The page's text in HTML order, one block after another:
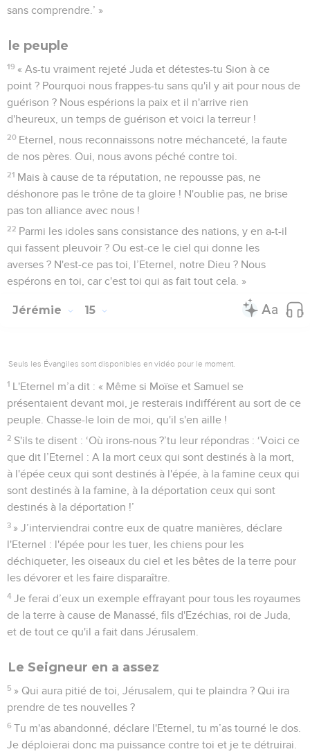
sans comprendre.’ »
le peuple
19 « As-tu vraiment rejeté Juda et détestes-tu Sion à ce
point ? Pourquoi nous frappes-tu sans qu'il y ait pour nous de
guérison ? Nous espérions la paix et il n'arrive rien
d'heureux, un temps de guérison et voici la terreur !
20 Eternel, nous reconnaissons notre méchanceté, la faute
de nos pères. Oui, nous avons péché contre toi.
21 Mais à cause de ta réputation, ne repousse pas, ne
déshonore pas le trône de ta gloire ! N'oublie pas, ne brise
pas ton alliance avec nous !
22 Parmi les idoles sans consistance des nations, y en a-t-il
qui fassent pleuvoir ? Ou est-ce le ciel qui donne les
averses ? N'est-ce pas toi, l’Eternel, notre Dieu ? Nous
espérons en toi, car c'est toi qui as fait tout cela. »
Jérémie 15
Seuls les Évangiles sont disponibles en vidéo pour le moment.
1 L'Eternel m’a dit : « Même si Moïse et Samuel se
présentaient devant moi, je resterais indifférent au sort de ce
peuple. Chasse-le loin de moi, qu'il s'en aille !
2 S'ils te disent : ‘Où irons-nous ?’tu leur répondras : ‘Voici ce
que dit l’Eternel : A la mort ceux qui sont destinés à la mort,
à l'épée ceux qui sont destinés à l'épée, à la famine ceux qui
sont destinés à la famine, à la déportation ceux qui sont
destinés à la déportation !’
3 » J’interviendrai contre eux de quatre manières, déclare
l'Eternel : l'épée pour les tuer, les chiens pour les
déchiqueter, les oiseaux du ciel et les bêtes de la terre pour
les dévorer et les faire disparaître.
4 Je ferai d’eux un exemple effrayant pour tous les royaumes
de la terre à cause de Manassé, fils d'Ezéchias, roi de Juda,
et de tout ce qu'il a fait dans Jérusalem.
Le Seigneur en a assez
5 » Qui aura pitié de toi, Jérusalem, qui te plaindra ? Qui ira
prendre de tes nouvelles ?
6 Tu m'as abandonné, déclare l'Eternel, tu m’as tourné le dos.
Je déploierai donc ma puissance contre toi et je te détruirai.